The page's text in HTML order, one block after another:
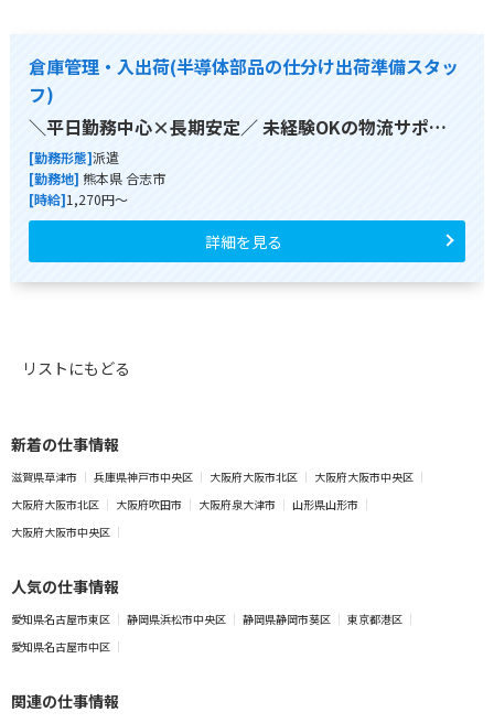
倉庫管理・入出荷(半導体部品の仕分け出荷準備スタッ
フ)
＼平日勤務中心×長期安定／ 未経験OKの物流サポ…
[勤務形態]派遣
[勤務地] 熊本県 合志市
[時給]1,270円～
詳細を見る
リストにもどる
新着の仕事情報
滋賀県草津市 兵庫県神戸市中央区 大阪府大阪市北区
大阪府大阪市中央区
大阪府大阪市北区
大阪府吹田市 大阪府泉大津市
山形県山形市
大阪府大阪市中央区
人気の仕事情報
愛知県名古屋市東区 静岡県浜松市中央区 静岡県静岡市葵区
東京都港区
愛知県名古屋市中区
関連の仕事情報